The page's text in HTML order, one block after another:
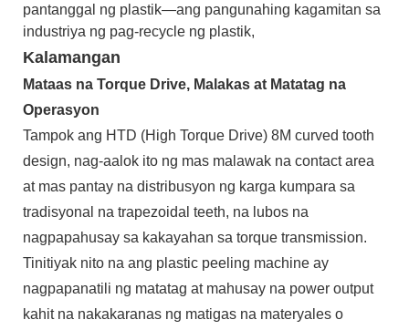
pantanggal ng plastik—ang pangunahing kagamitan sa
industriya ng pag-recycle ng plastik,
Kalamangan
Mataas na Torque Drive, Malakas at Matatag na
Operasyon
Tampok ang HTD (High Torque Drive) 8M curved tooth
design, nag-aalok ito ng mas malawak na contact area
at mas pantay na distribusyon ng karga kumpara sa
tradisyonal na trapezoidal teeth, na lubos na
nagpapahusay sa kakayahan sa torque transmission.
Tinitiyak nito na ang plastic peeling machine ay
nagpapanatili ng matatag at mahusay na power output
kahit na nakakaranas ng matigas na materyales o